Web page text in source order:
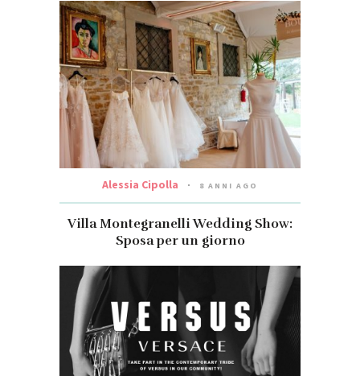
Alessia Cipolla 8 ANNI AGO
Villa Montegranelli Wedding Show:
Sposa per un giorno